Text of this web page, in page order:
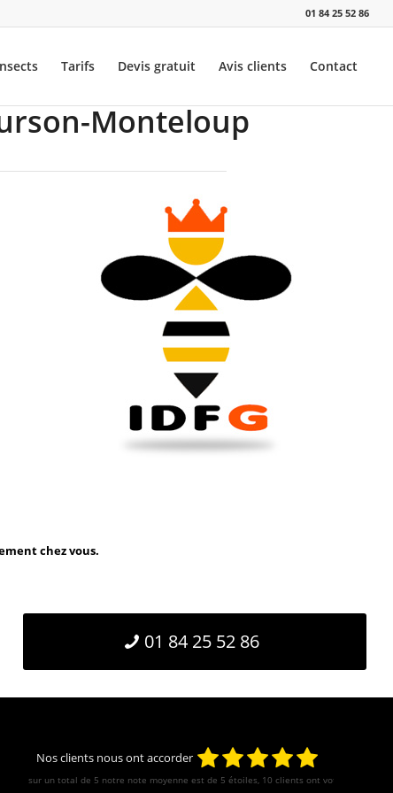
01 84 25 52 86
Tarifs Devis gratuit Avis clients Contact
Monteloup
chez vous.
01 84 25 52 86
Nos clients nous ont accorder
sur un total de 5 notre note moyenne est de 5 étoiles, 10 clients ont votés